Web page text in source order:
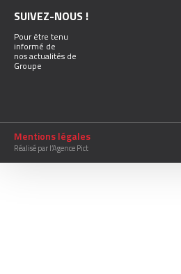
SUIVEZ-NOUS !
Pour être tenu
informé de
nos actualités de
Groupe
Mentions légales
Réalisé par l’Agence Pict